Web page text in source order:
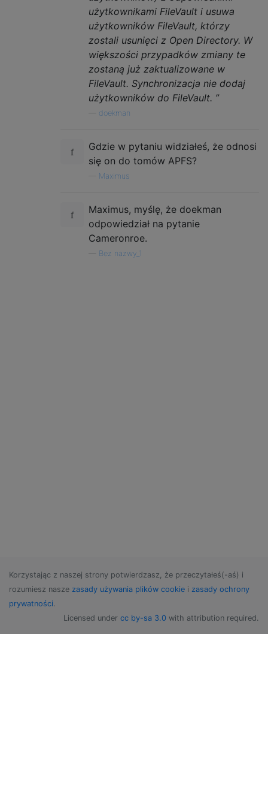
użytkownikami FileVault i usuwa
użytkowników FileVault, którzy
zostali usunięci z Open Directory. W
większości przypadków zmiany te
zostaną już zaktualizowane w
FileVault. Synchronizacja nie dodaj
użytkowników do FileVault. ”
doekman
Gdzie w pytaniu widziałeś, że odnosi
się on do tomów APFS?
Maximus
Maximus, myślę, że doekman
odpowiedział na pytanie
Cameronroe.
Bez nazwy_1
Korzystając z naszej strony potwierdzasz, że przeczytałeś(-aś) i
rozumiesz nasze zasady używania plików cookie i zasady ochrony
prywatności.
Licensed under cc by-sa 3.0 with attribution required.